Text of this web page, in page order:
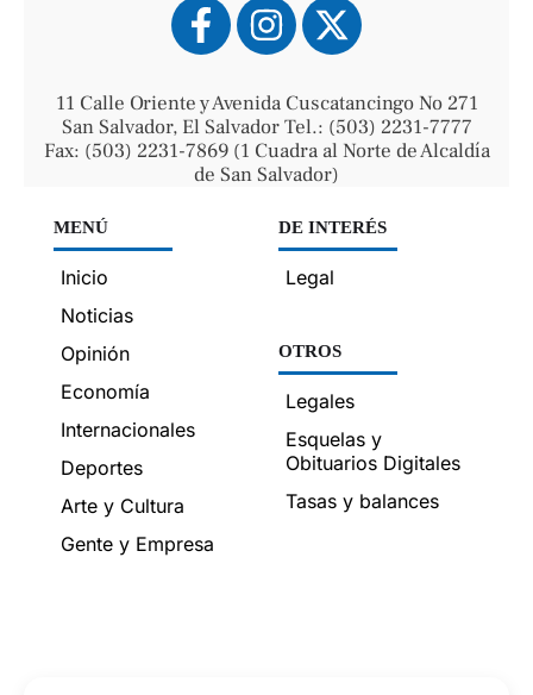
11 Calle Oriente y Avenida Cuscatancingo No 271
San Salvador, El Salvador Tel.: (503) 2231-7777
Fax: (503) 2231-7869 (1 Cuadra al Norte de Alcaldía
de San Salvador)
MENÚ
Inicio
Noticias
Opinión
Economía
Internacionales
Deportes
Arte y Cultura
Gente y Empresa
DE INTERÉS
Legal
OTROS
Legales
Esquelas y
Obituarios Digitales
Tasas y balances